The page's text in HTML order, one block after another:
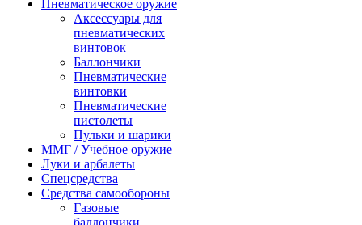
Пневматическое оружие
Аксессуары для
пневматических
винтовок
Баллончики
Пневматические
винтовки
Пневматические
пистолеты
Пульки и шарики
ММГ / Учебное оружие
Луки и арбалеты
Спецсредства
Средства самообороны
Газовые
баллончики